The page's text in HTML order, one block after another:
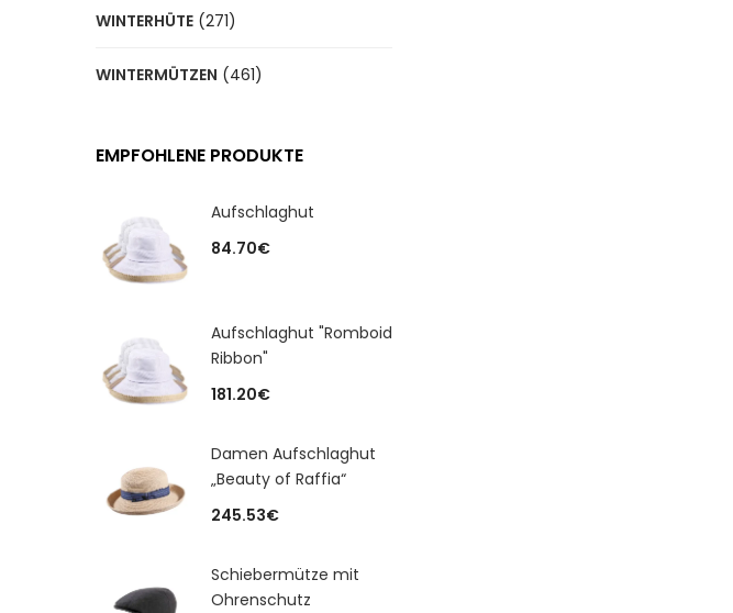
WINTERHÜTE (271)
WINTERMÜTZEN (461)
EMPFOHLENE PRODUKTE
Aufschlaghut
84.70€
Aufschlaghut "Romboid
Ribbon"
181.20€
Damen Aufschlaghut
„Beauty of Raffia“
245.53€
Schiebermütze mit
Ohrenschutz